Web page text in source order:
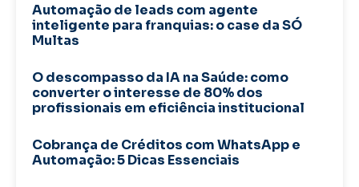
Automação de leads com agente
inteligente para franquias: o case da SÓ
Multas
O descompasso da IA na Saúde: como
converter o interesse de 80% dos
profissionais em eficiência institucional
Cobrança de Créditos com WhatsApp e
Automação: 5 Dicas Essenciais